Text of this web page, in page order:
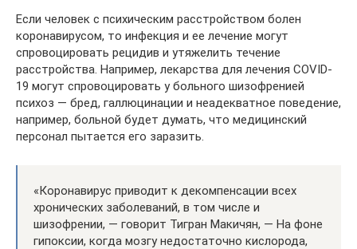
Если человек с психическим расстройством болен
коронавирусом, то инфекция и ее лечение могут
спровоцировать рецидив и утяжелить течение
расстройства. Например, лекарства для лечения COVID-
19 могут спровоцировать у больного шизофренией
психоз — бред, галлюцинации и неадекватное поведение,
например, больной будет думать, что медицинский
персонал пытается его заразить.
«Коронавирус приводит к декомпенсации всех
хронических заболеваний, в том числе и
шизофрении, — говорит Тигран Макичян, — На фоне
гипоксии, когда мозгу недостаточно кислорода,